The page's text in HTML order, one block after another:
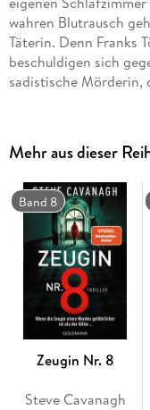
wahren Blutrausch
Täterin. Denn Franks
beschuldigen sich
sadistische Mörderin,
Denn der Ermordete
von New York, es
Und Eddie Flynns
Gefängnis zu
Mehr aus dieser
Band 8
Zeugin Nr. 8
Steve Cavanagh